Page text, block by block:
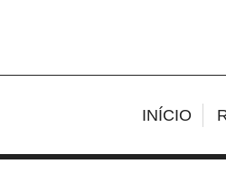
INÍCIO